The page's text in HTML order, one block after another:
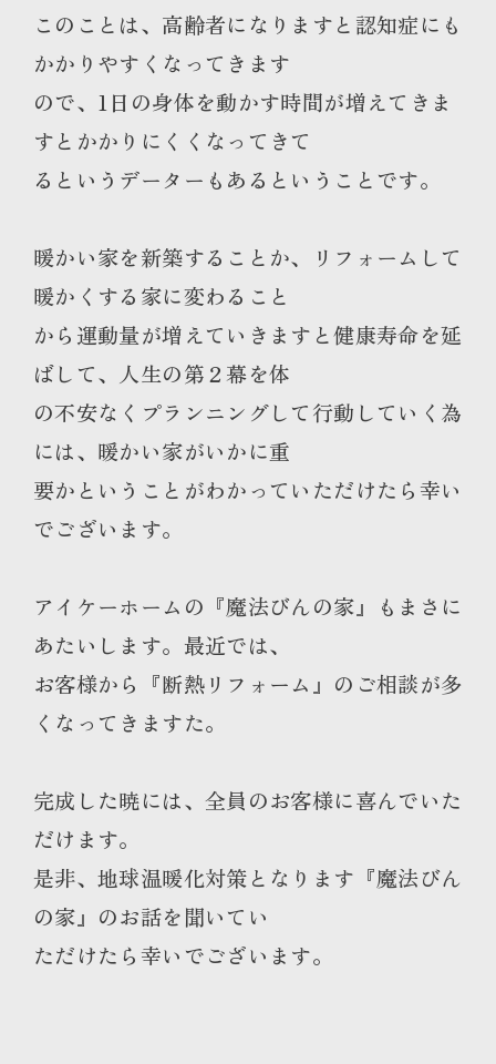
このことは、高齢者になりますと認知症にも
かかりやすくなってきます
ので、1日の身体を動かす時間が増えてきま
すとかかりにくくなってきて
るというデーターもあるということです。
暖かい家を新築することか、リフォームして
暖かくする家に変わること
から運動量が増えていきますと健康寿命を延
ばして、人生の第２幕を体
の不安なくプランニングして行動していく為
には、暖かい家がいかに重
要かということがわかっていただけたら幸い
でございます。
アイケーホームの『魔法びんの家』もまさに
あたいします。最近では、
お客様から『断熱リフォーム』のご相談が多
くなってきますた。
完成した暁には、全員のお客様に喜んでいた
だけます。
是非、地球温暖化対策となります『魔法びん
の家』のお話を聞いてい
ただけたら幸いでございます。